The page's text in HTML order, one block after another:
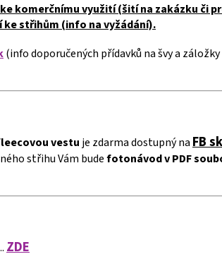
komerčnímu využití (šití na zakázku či
střihům (info na vyžádání).
(info doporučených přídavků na švy a
vestu je zdarma dostupný na FB
střihu Vám budefotonávod v PDF
ZDE